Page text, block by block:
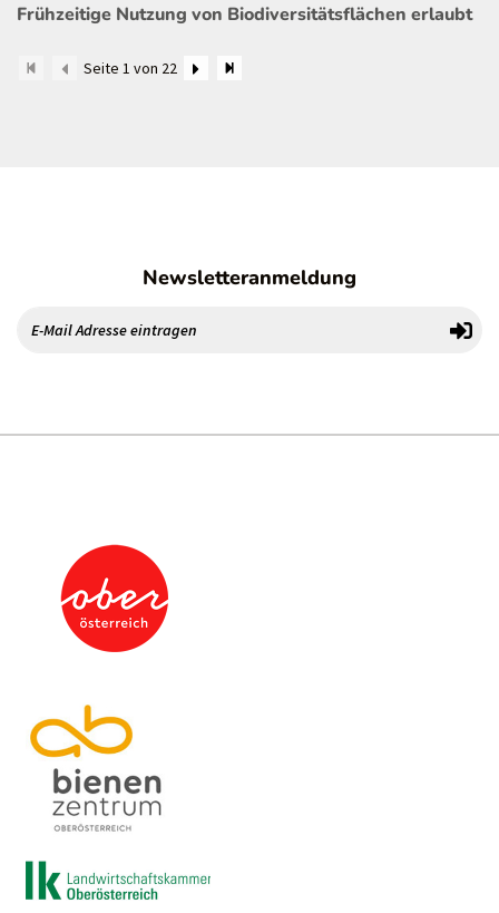
Frühzeitige Nutzung von Biodiversitätsflächen erlaubt
Seite 1 von 22
Newsletteranmeldung